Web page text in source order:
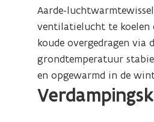
Aarde-
ventilatielucht te
koude overgedragen via
grondtemperatuur
en opgewarmd in de